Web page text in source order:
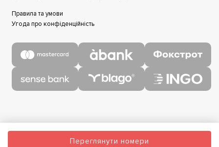
Переглянути номери
Правила та умови
Угода про конфіденційність